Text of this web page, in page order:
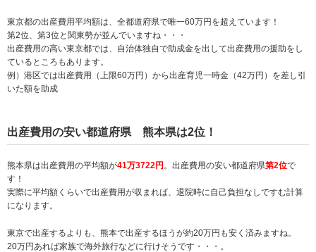
東京都の出産費用平均額は、全都道府県で唯一60万円を超えています！
第2位、第3位と関東勢が並んでいますね・・・
出産費用の高い東京都では、自治体独自で助成金を出して出産費用の援助をし
ているところもあります。
例）港区では出産費用（上限60万円）から出産育児一時金（42万円）を差し引
いた額を助成
出産費用の安い都道府県 熊本県は2位！
熊本県は出産費用の平均額が41万3722円 。出産費用の安い都道府県第2位で
す！
実際に平均額くらいで出産費用が収まれば、退院時に自己負担なしですむ計算
になります。
東京で出産するよりも、熊本で出産するほうが約20万円も安く済みますね。
20万円あれば家族で海外旅行などに行けそうです・・・。